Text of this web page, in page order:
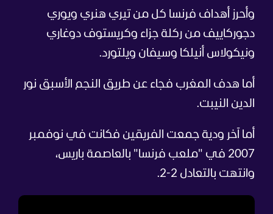
وأحرز أهداف فرنسا كل من تيري هنري ويوري
دجوركاييف من ركلة جزاء وكريستوف دوغاري
ونيكولاس أنيلكا وسيفان ويلتورد.
أما هدف المغرب فجاء عن طريق النجم الأسبق نور
الدين النيبت.
أما آخر ودية جمعت الفريقين فكانت في نوفمبر
2007 في "ملعب فرنسا" بالعاصمة باريس،
وانتهت بالتعادل 2-2.